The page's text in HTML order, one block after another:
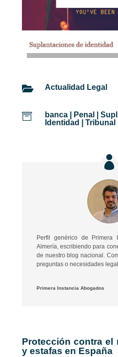
 Actualidad Legal
 banca| Penal
Identidad
Tribunal
Perfil genérico de Primera
Almería, escribiendo para
de nuestro blog nacional.
preguntas o necesidades
Primera Instancia Abogados
Protección contra el
y estafas en España